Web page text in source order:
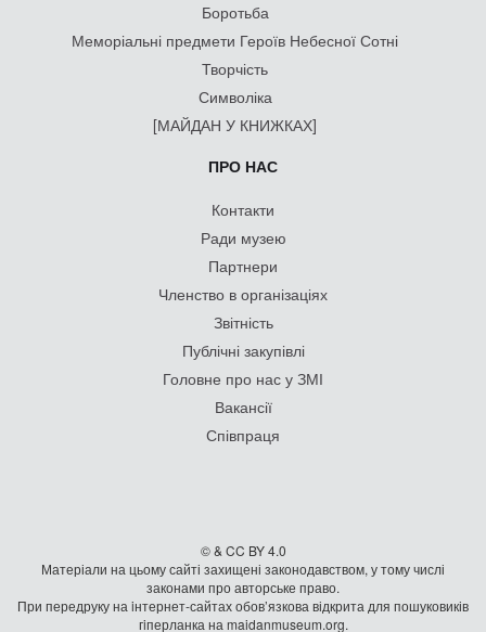
Боротьба
Меморіальні предмети Героїв Небесної Сотні
Творчість
Символіка
[МАЙДАН У КНИЖКАХ]
ПРО НАС
Контакти
Ради музею
Партнери
Членство в організаціях
Звітність
Публічні закупівлі
Головне про нас у ЗМІ
Вакансії
Співпраця
© & CC BY 4.0
Матеріали на цьому сайті захищені законодавством, у тому числі
законами про авторське право.
При передруку на iнтернет-сайтах обов’язкова відкрита для пошуковиків
гiперланка на maidanmuseum.org.